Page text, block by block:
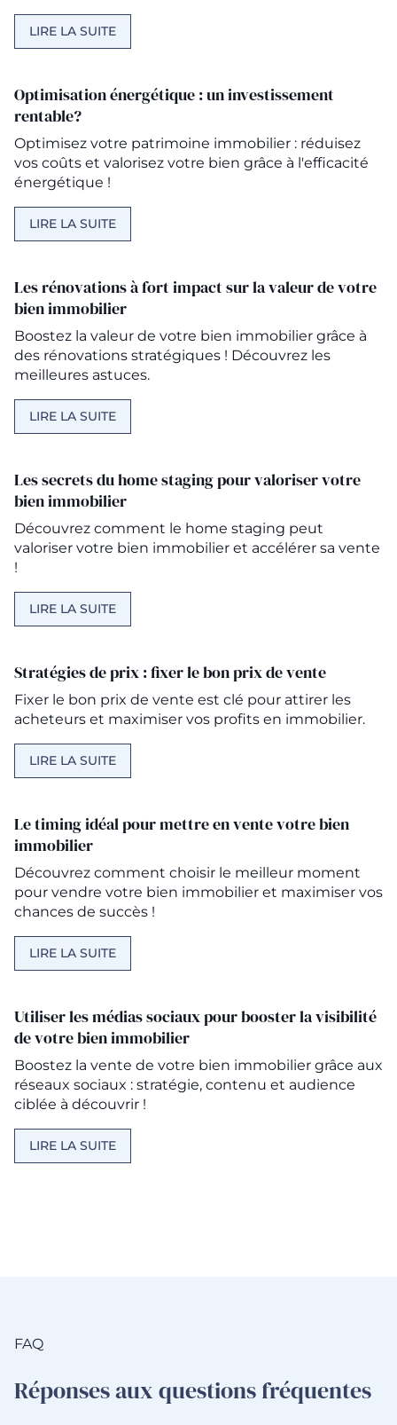
LIRE LA SUITE
Optimisation énergétique : un investissement
rentable?
Optimisez votre patrimoine immobilier : réduisez
vos coûts et valorisez votre bien grâce à l'efficacité
énergétique !
LIRE LA SUITE
Les rénovations à fort impact sur la valeur de votre
bien immobilier
Boostez la valeur de votre bien immobilier grâce à
des rénovations stratégiques ! Découvrez les
meilleures astuces.
LIRE LA SUITE
Les secrets du home staging pour valoriser votre
bien immobilier
Découvrez comment le home staging peut
valoriser votre bien immobilier et accélérer sa vente
!
LIRE LA SUITE
Stratégies de prix : fixer le bon prix de vente
Fixer le bon prix de vente est clé pour attirer les
acheteurs et maximiser vos profits en immobilier.
LIRE LA SUITE
Le timing idéal pour mettre en vente votre bien
immobilier
Découvrez comment choisir le meilleur moment
pour vendre votre bien immobilier et maximiser vos
chances de succès !
LIRE LA SUITE
Utiliser les médias sociaux pour booster la visibilité
de votre bien immobilier
Boostez la vente de votre bien immobilier grâce aux
réseaux sociaux : stratégie, contenu et audience
ciblée à découvrir !
LIRE LA SUITE
FAQ
Réponses aux questions fréquentes